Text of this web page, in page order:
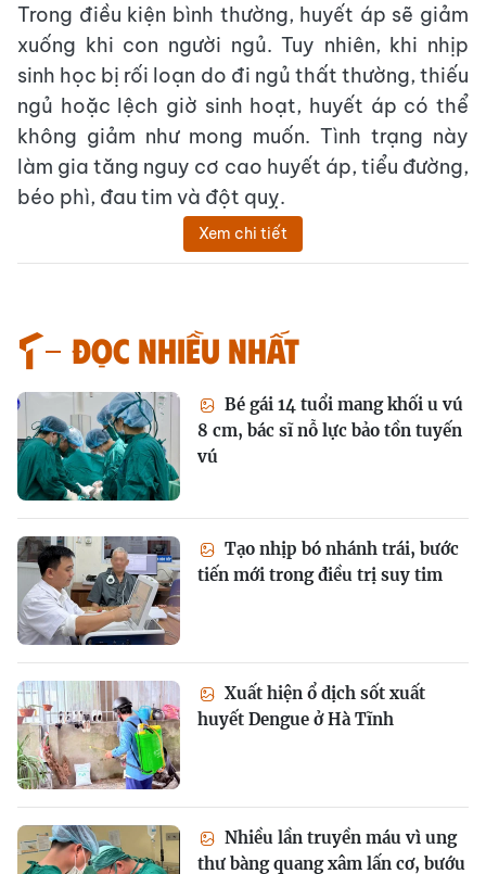
Trong điều kiện bình thường, huyết áp sẽ giảm
xuống khi con người ngủ. Tuy nhiên, khi nhịp
sinh học bị rối loạn do đi ngủ thất thường, thiếu
ngủ hoặc lệch giờ sinh hoạt, huyết áp có thể
không giảm như mong muốn. Tình trạng này
làm gia tăng nguy cơ cao huyết áp, tiểu đường,
béo phì, đau tim và đột quỵ.
Xem chi tiết
Đọc nhiều nhất
Bé gái 14 tuổi mang khối u vú
8 cm, bác sĩ nỗ lực bảo tồn tuyến
vú
Tạo nhịp bó nhánh trái, bước
tiến mới trong điều trị suy tim
Xuất hiện ổ dịch sốt xuất
huyết Dengue ở Hà Tĩnh
Nhiều lần truyền máu vì ung
thư bàng quang xâm lấn cơ, bướu